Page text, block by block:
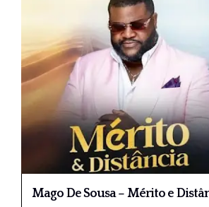
Mago De Sousa – Mérito e